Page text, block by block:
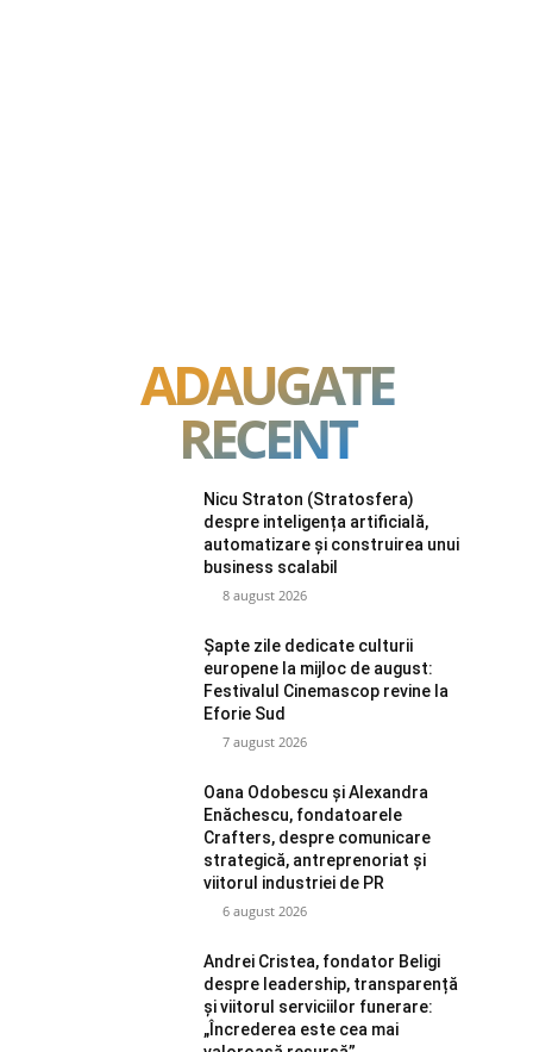
ADAUGATE
RECENT
Nicu Straton (Stratosfera)
despre inteligența artificială,
automatizare și construirea unui
business scalabil
8 august 2026
Șapte zile dedicate culturii
europene la mijloc de august:
Festivalul Cinemascop revine la
Eforie Sud
7 august 2026
Oana Odobescu și Alexandra
Enăchescu, fondatoarele
Crafters, despre comunicare
strategică, antreprenoriat și
viitorul industriei de PR
6 august 2026
Andrei Cristea, fondator Beligi
despre leadership, transparență
și viitorul serviciilor funerare:
„Încrederea este cea mai